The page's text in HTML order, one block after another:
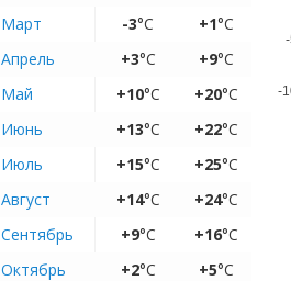
Март
-3°C +1°C
Апрель
+3°C +9°C
Май
+10°C +20°C
Июнь
+13°C +22°C
Июль
+15°C +25°C
Август
+14°C +24°C
Сентябрь
+9°C +16°C
Октябрь
+2°C +5°C
-